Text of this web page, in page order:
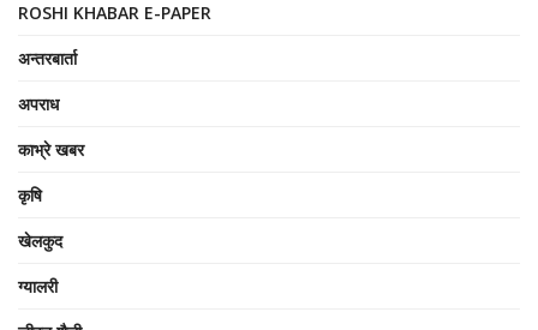
ROSHI KHABAR E-PAPER
अन्तरबार्ता
अपराध
काभ्रे खबर
कृषि
खेलकुद
ग्यालरी